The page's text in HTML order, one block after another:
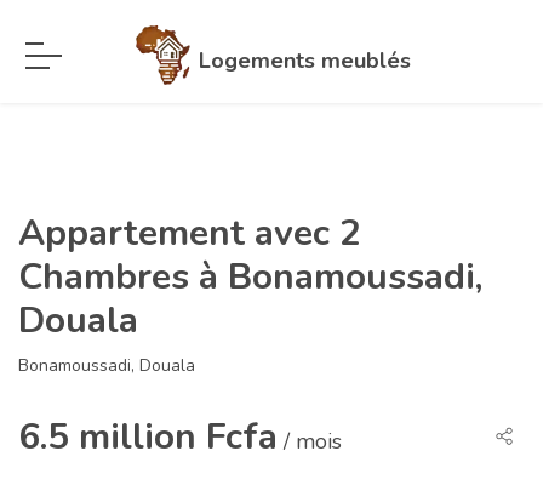
Logements meublés
Appartement avec 2
Chambres à Bonamoussadi,
Douala
Bonamoussadi, Douala
6.5 million Fcfa / mois